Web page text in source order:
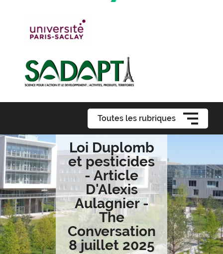
Toutes les rubriques
Loi Duplomb
et pesticides
- Article
D'Alexis
Aulagnier -
The
Conversation
8 juillet 2025